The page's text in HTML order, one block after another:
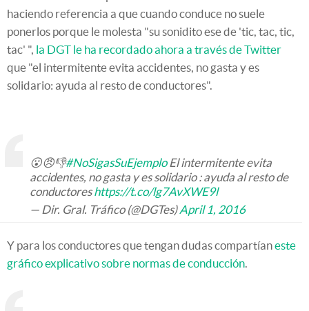
haciendo referencia a que cuando conduce no suele
ponerlos porque le molesta "su sonidito ese de 'tic, tac, tic,
tac' ", la DGT le ha recordado ahora a través de Twitter
que "el intermitente evita accidentes, no gasta y es
solidario: ayuda al resto de conductores".
😮😠👎#NoSigasSuEjemploEl intermitente evita
accidentes, no gasta y es solidario : ayuda al resto de
conductoreshttps://t.co/lg7AvXWE9l
— Dir. Gral. Tráfico (@DGTes)April 1, 2016
Y para los conductores que tengan dudas compartíaneste
gráfico explicativo sobre normas de conducción.